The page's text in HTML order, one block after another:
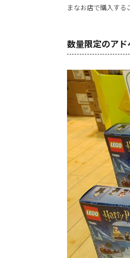
まなお店で購入する
数量限定のア